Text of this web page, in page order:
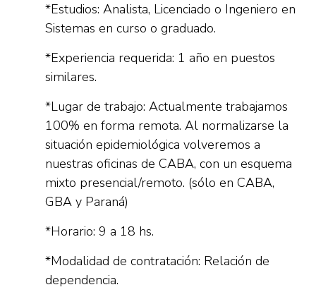
*Estudios: Analista, Licenciado o Ingeniero en
Sistemas en curso o graduado.
*Experiencia requerida: 1 año en puestos
similares.
*Lugar de trabajo: Actualmente trabajamos
100% en forma remota. Al normalizarse la
situación epidemiológica volveremos a
nuestras oficinas de CABA, con un esquema
mixto presencial/remoto. (sólo en CABA,
GBA y Paraná)
*Horario: 9 a 18 hs.
*Modalidad de contratación: Relación de
dependencia.